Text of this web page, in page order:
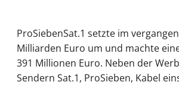
ProSiebenSat.1 setzte im
Milliarden Euro um und machte
391 Millionen Euro. Neben der
Sendern Sat.1, ProSieben, Kabel